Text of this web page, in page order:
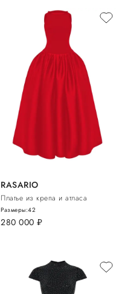
RASARIO
Платье из крепа и атласа
280 000 руб.
Размеры:42